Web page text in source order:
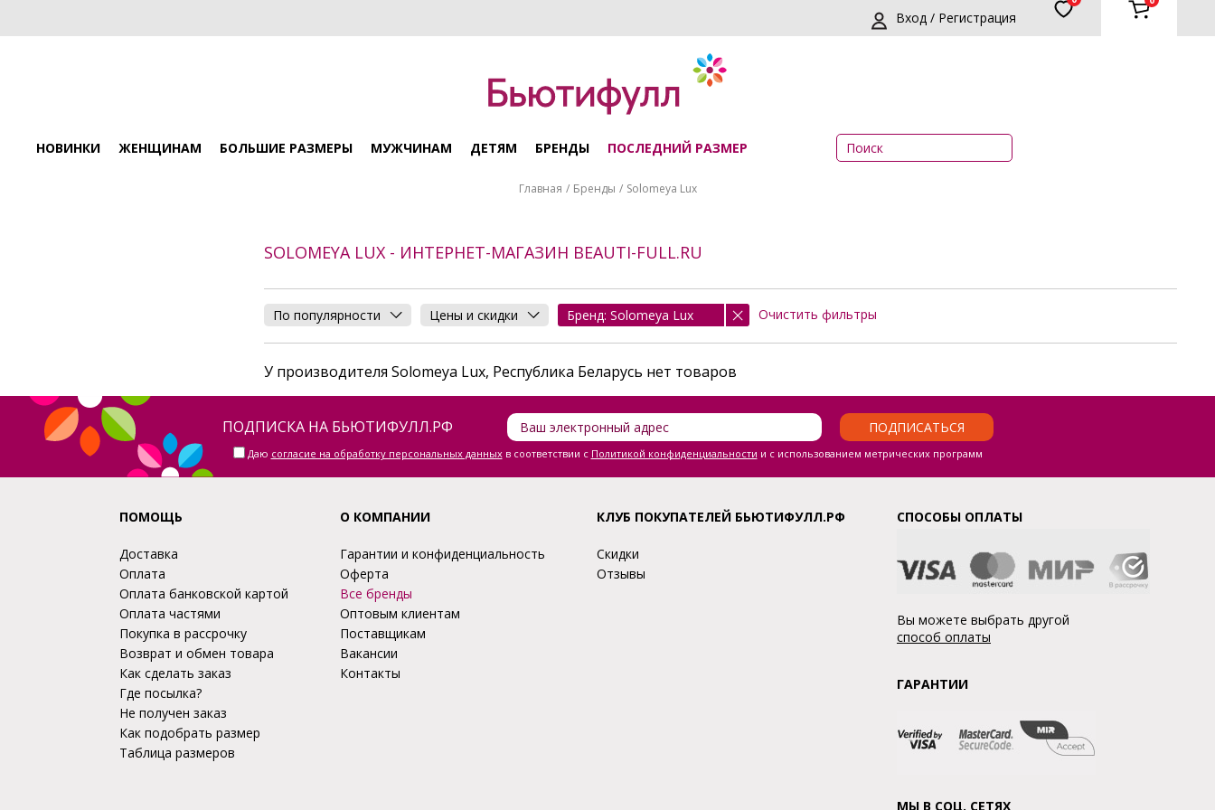
Вход / Регистрация
НОВИНКИ ЖЕНЩИНАМ БОЛЬШИЕ РАЗМЕРЫ МУЖЧИНАМ ДЕТЯМ БРЕНДЫ ПОСЛЕДНИЙ РАЗМЕР
Главная Бренды Solomeya Lux
SOLOMEYA LUX - ИНТЕРНЕТ-МАГАЗИН BEAUTI-FULL.RU
По популярности Цены и скидки Бренд: Solomeya Lux Очистить фильтры
У производителя Solomeya Lux, Республика Беларусь нет товаров
ПОДПИСКА НА БЬЮТИФУЛЛ.РФ ПОДПИСАТЬСЯ
Даю согласие на обработку персональных данныхв соответствии с Политикой конфиденциальности и с использованием метрических программ
ПОМОЩЬ
Доставка
Оплата
Оплата банковской картой
Оплата частями
Покупка в рассрочку
Возврат и обмен товара
Как сделать заказ
Где посылка?
Не получен заказ
Как подобрать размер
Таблица размеров
О КОМПАНИИ
Гарантии и конфиденциальность
Оферта
Все бренды
Оптовым клиентам
Поставщикам
Вакансии
Контакты
КЛУБ ПОКУПАТЕЛЕЙ БЬЮТИФУЛЛ.РФ
Скидки
Отзывы
СПОСОБЫ ОПЛАТЫ
Вы можете выбрать другой
способ оплаты
ГАРАНТИИ
МЫ В СОЦ. СЕТЯХ